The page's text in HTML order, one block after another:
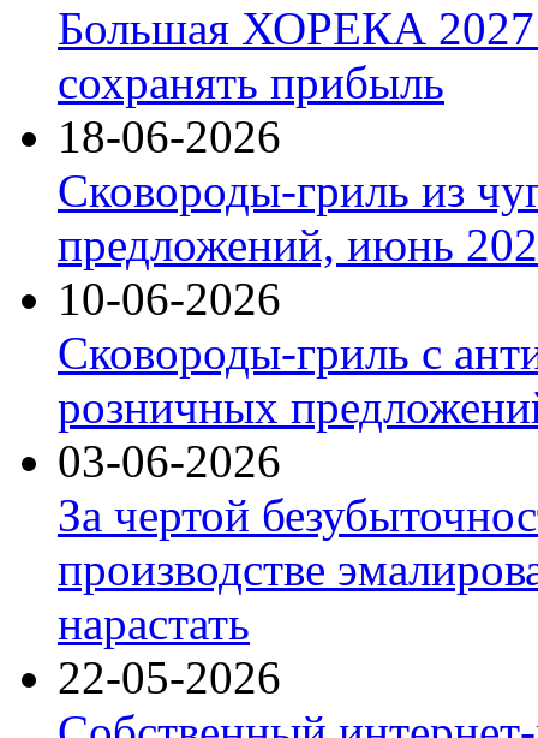
Большая ХОРЕКА 2027:
сохранять прибыль
18-06-2026
Сковороды-гриль из
предложений, июнь
10-06-2026
Сковороды-гриль с
розничных
03-06-2026
За чертой
производстве
нарастать
22-05-2026